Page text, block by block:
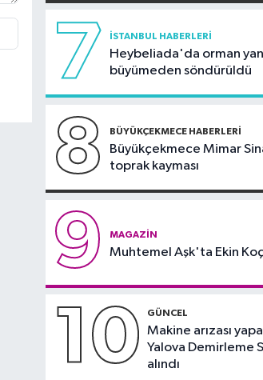
7 İSTANBUL HABERLERI
Heybeliada'da orman
büyümeden söndürüldü
8 BÜYÜKÇEKMECE HABERLERI
Büyükçekmece Mimar
toprak kayması
9 MAGAZIN
Muhtemel Aşk'ta Ekin
10 GÜNCEL
Makine arızası
Yalova Demirleme
alındı